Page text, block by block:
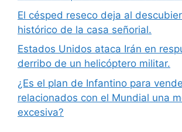
El césped reseco deja al
histórico de la casa señorial.
Estados Unidos ataca Irán en
derribo de un helicóptero militar.
¿Es el plan de Infantino para
relacionados con el Mundial una
excesiva?